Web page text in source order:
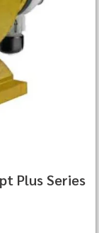
Plus Series